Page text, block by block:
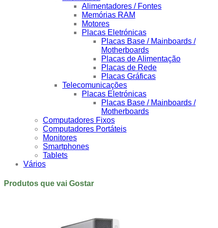
Alimentadores / Fontes
Memórias RAM
Motores
Placas Eletrónicas
Placas Base / Mainboards /
Motherboards
Placas de Alimentação
Placas de Rede
Placas Gráficas
Telecomunicações
Placas Eletrónicas
Placas Base / Mainboards /
Motherboards
Computadores Fixos
Computadores Portáteis
Monitores
Smartphones
Tablets
Vários
Produtos que vai Gostar